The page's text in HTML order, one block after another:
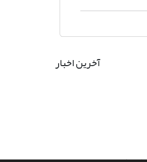
آخرین اخبار